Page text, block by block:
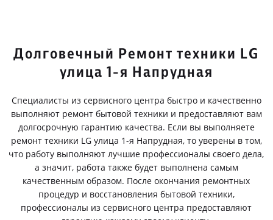
Долговечный Ремонт техники LG
улица 1-я Напрудная
Специалисты из сервисного центра быстро и качественно
выполняют ремонт бытовой техники и предоставляют вам
долгосрочную гарантию качества. Если вы выполняете
ремонт техники LG улица 1-я Напрудная, то уверены в том,
что работу выполняют лучшие профессионалы своего дела,
а значит, работа также будет выполнена самым
качественным образом. После окончания ремонтных
процедур и восстановления бытовой техники,
профессионалы из сервисного центра предоставляют